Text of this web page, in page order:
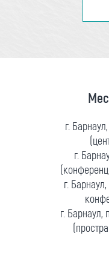
г.
г.
г.
г. Барнаул,